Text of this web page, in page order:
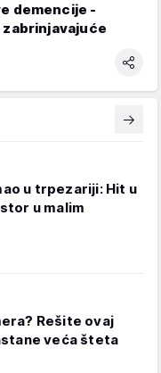
demencije -
zabrinjavajuće
u trpezariji: Hit u
u malim
Rešite ovaj
veća šteta